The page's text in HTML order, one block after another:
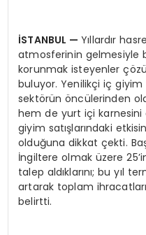
İSTANBUL —Yıllardır
atmosferinin gelmesiyle
korunmak isteyenler
buluyor. Yenilikçi iç
sektörün öncülerinden
hem de yurt içi karnesini
giyim satışlarındaki
olduğuna dikkat çekti.
İngiltere olmak üzere
talep aldıklarını; bu yıl
artarak toplam
belirtti.